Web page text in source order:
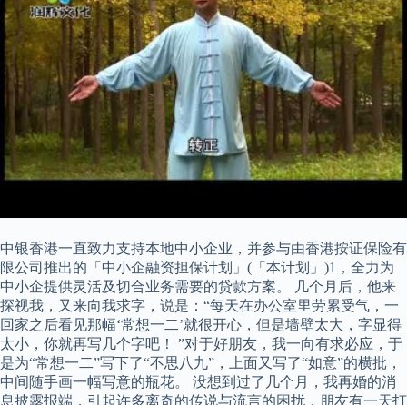
中银香港一直致力支持本地中小企业，并参与由香港按证保险有
限公司推出的「中小企融资担保计划」(「本计划」)1，全力为
中小企提供灵活及切合业务需要的贷款方案。 几个月后，他来
探视我，又来向我求字，说是：“每天在办公室里劳累受气，一
回家之后看见那幅‘常想一二’就很开心，但是墙壁太大，字显得
太小，你就再写几个字吧！ ”对于好朋友，我一向有求必应，于
是为“常想一二”写下了“不思八九”，上面又写了“如意”的横批，
中间随手画一幅写意的瓶花。 没想到过了几个月，我再婚的消
息披露报端，引起许多离奇的传说与流言的困扰，朋友有一天打